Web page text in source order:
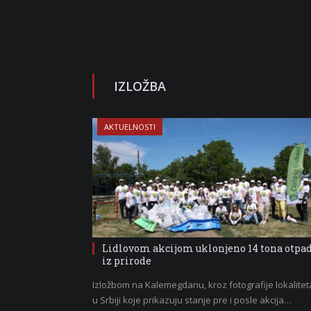
IZLOŽBA
AKTUELNOSTI
Lidlovom akcijom uklonjeno 14 tona
iz prirode
Izložbom na Kalemegdanu, kroz fotografije
u Srbiji koje prikazuju stanje pre i posle akcija…